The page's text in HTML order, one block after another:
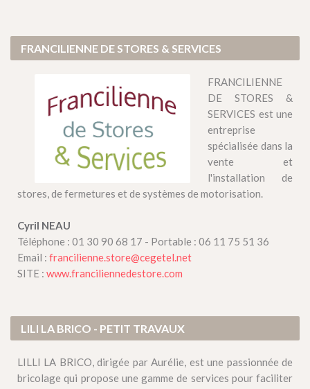
FRANCILIENNE DE STORES & SERVICES
FRANCILIENNE
DE STORES &
SERVICES est une
entreprise
spécialisée dans la
vente et
l'installation de
stores, de fermetures et de systèmes de motorisation.
Cyril NEAU
Téléphone : 01 30 90 68 17 - Portable : 06 11 75 51 36
Email : francilienne.store@cegetel.net
SITE : www.franciliennedestore.com
LILI LA BRICO - PETIT TRAVAUX
LILLI LA BRICO, dirigée par Aurélie, est une passionnée de
bricolage qui propose une gamme de services pour faciliter